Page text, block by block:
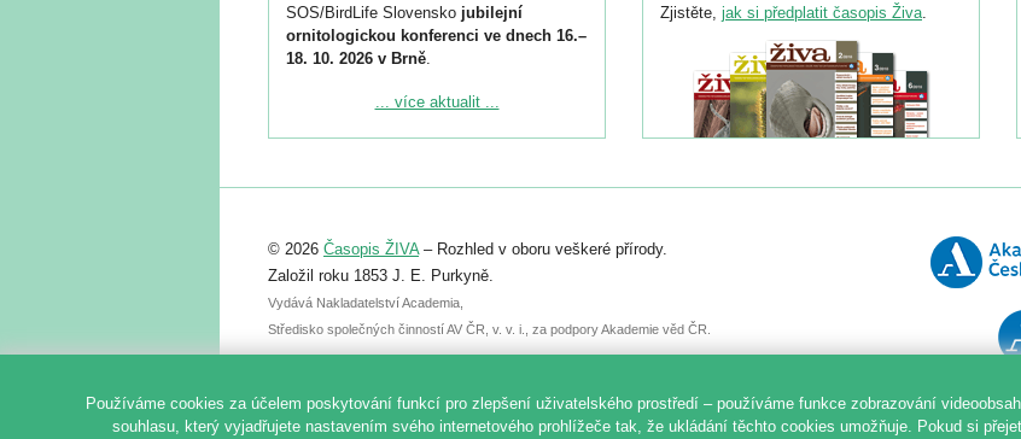
SOS/BirdLife Slovensko jubilejní
ornitologickou konferenci ve dnech 16.–
18. 10. 2026 v Brně.
Podrobnější informace ke konferenci
Registrovat se můžete do 6. září.
abstraktu přihlášené přednášky nebo
posteru je už 30. června.
... více aktualit ...
Zjistěte, jak si předplatit časopis Živa.
© 2026 Časopis ŽIVA– Rozhled v oboru veškeré přírody.
Založil roku 1853 J. E. Purkyně.
Vydává Nakladatelství Academia,
Středisko společných činností AV ČR, v. v. i., za podpory Akademie věd ČR.
Používáme cookies za účelem poskytování funkcí pro zlepšení uživatelského prostředí – používáme funkce zobrazování
souhlasu, který vyjadřujete nastavením svého internetového prohlížeče tak, že ukládání těchto cookies umožňuje. Pokud si